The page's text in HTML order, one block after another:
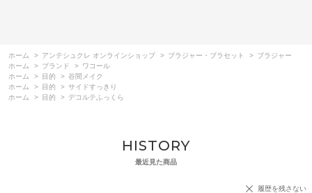
ホーム > アンテシュクレ オンラインショップ > ブラジャー・ブラセット > ブラジャー
ホーム
> ブランド > ワコール
ホーム
> 目的 > 谷間メイク
ホーム
> 目的 > サイドすっきり
ホーム
> 目的 > デコルテふっくら
HISTORY
最近見た商品
履歴を残さない